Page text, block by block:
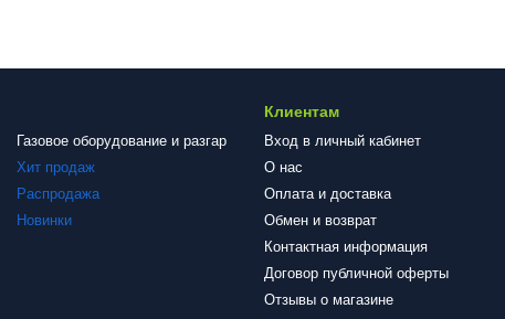
Газовое оборудование и разгар
Хит продаж
Распродажа
Новинки
Клиентам
Вход в личный кабинет
О нас
Оплата и доставка
Обмен и возврат
Контактная информация
Договор публичной оферты
Отзывы о магазине